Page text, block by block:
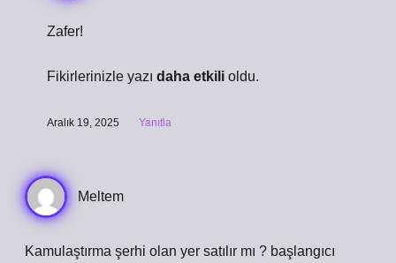
Zafer!
Fikirlerinizle yazı daha etkili oldu.
Aralık 19, 2025 Yanıtla
Meltem
Kamulaştırma şerhi olan yer satılır mı ? başlangıcı